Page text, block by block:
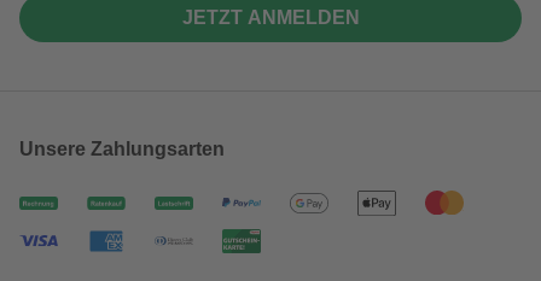
JETZT ANMELDEN
Unsere Zahlungsarten